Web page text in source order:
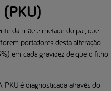
da mãe e metade do pai, que
portadores desta alteração
em cada gravidez de que o filho
PKU é diagnosticada através do